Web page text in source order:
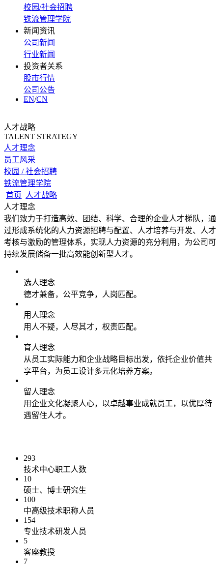
校园/社会招聘
铁流管理学院
新闻资讯
公司新闻
行业新闻
投资者关系
股市行情
公司公告
EN/CN
人才战略
TALENT STRATEGY
人才理念
员工风采
校园 / 社会招聘
铁流管理学院
首页
人才战略
人才理念
我们致力于打造高效、团结、科学、合理的企业人才梯队，通
过形成系统化的人力资源招聘与配置、人才培养与开发、人才
考核与激励的管理体系，实现人力资源的充分利用，为公司可
持续发展储备一批高效能创新型人才。
选人理念
德才兼备，公平竞争，人岗匹配。
用人理念
用人不疑，人尽其才，权责匹配。
育人理念
从员工实际能力和企业战略目标出发，依托企业价值共
享平台，为员工设计多元化培养方案。
留人理念
用企业文化凝聚人心，以卓越事业成就员工，以优厚待
遇留住人才。
293
技术中心职工人数
10
硕士、博士研究生
100
中高级技术职称人员
154
专业技术研发人员
5
客座教授
7